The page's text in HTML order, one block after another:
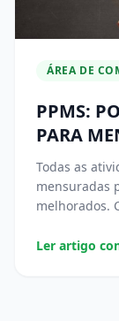
ÁREA DE
PPMS:
PARA
DA ÁREA
Todas as
mensuradas
melhorados.
Ler artigo